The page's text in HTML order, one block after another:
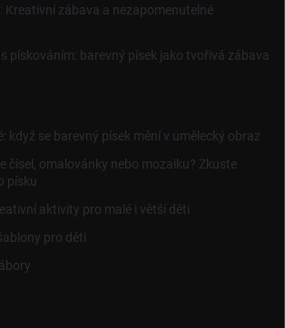
Kreativní zábava a nezapomenutelné
pískováním: barevný písek jako tvořivá zábava
když se barevný písek mění v umělecký obraz
čísel, omalovánky nebo mozaiku? Zkuste
písku
aktivity pro malé i větší děti
pro děti